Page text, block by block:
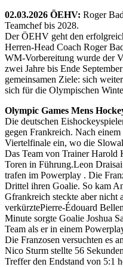
02.03.2026 ÖEHV: Roger
Teamchef bis 2028.
Der ÖEHV geht den
Herren-Head Coach Roger
WM-Vorbereitung wurde der
zwei Jahre bis Ende
gemeinsamen Ziele: sich
sich für die Olympischen
Olympic Games Mens
Die deutschen
gegen Frankreich. Nach
Viertelfinale ein, wo die
Das Team von Trainer Harold
Toren in Führung.Leon
trafen im Powerplay . Die
Drittel ihren Goalie. So kam
Gfrankreich steckte aber nicht
verkürztePierre-Édouard
Minute sorgte Goalie Joshua
Team als er in einem
Die Franzosen versuchten es
Nico Sturm stellte 56
Treffer den Endstand von 5:1